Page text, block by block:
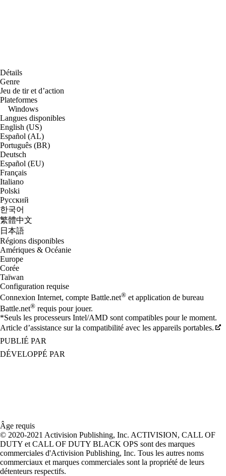
Détails
Genre
Jeu de tir et d’action
Plateformes
Windows
Langues disponibles
English (US)
Español (AL)
Português (BR)
Deutsch
Español (EU)
Français
Italiano
Polski
Русский
한국어
繁體中文
日本語
Régions disponibles
Amériques & Océanie
Europe
Corée
Taïwan
Configuration requise
Connexion Internet, compte Battle.net® et application de bureau
Battle.net® requis pour jouer.
*Seuls les processeurs Intel/AMD sont compatibles pour le moment.
Article d’assistance sur la compatibilité avec les appareils portables.
PUBLIÉ PAR
DÉVELOPPÉ PAR
Âge requis
© 2020-2021 Activision Publishing, Inc. ACTIVISION, CALL OF
DUTY et CALL OF DUTY BLACK OPS sont des marques
commerciales d'Activision Publishing, Inc. Tous les autres noms
commerciaux et marques commerciales sont la propriété de leurs
détenteurs respectifs.